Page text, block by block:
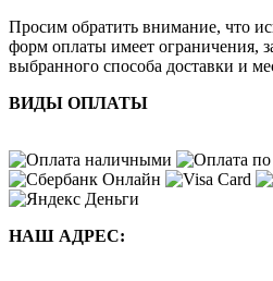
Просим обратить внимание, что
форм оплаты имеет ограничения,
выбранного способа доставки и
ВИДЫ ОПЛАТЫ
НАШ АДРЕС: